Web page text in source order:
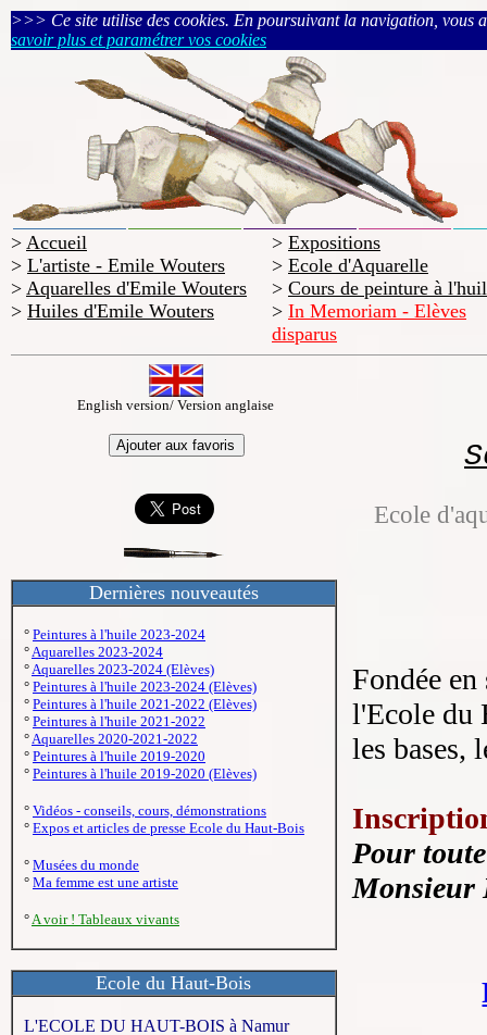
>>> Ce site utilise des cookies. En poursuivant la navigation, vous
savoir plus et paramétrer vos cookies
> Accueil
> L'artiste - Emile Wouters
> Aquarelles d'Emile Wouters
> Huiles d'Emile Wouters
> Expositions
> Ecole d'Aquarelle
> Cours de peinture à
> In Memoriam - Elèves
disparus
English version/ Version anglaise
Dernières nouveautés
° Peintures à l'huile 2023-2024
°Aquarelles 2023-2024
°Aquarelles 2023-2024 (Elèves)
° Peintures à l'huile 2023-2024 (Elèves)
° Peintures à l'huile 2021-2022 (Elèves)
° Peintures à l'huile 2021-2022
°Aquarelles 2020-2021-2022
° Peintures à l'huile 2019-2020
° Peintures à l'huile 2019-2020 (Elèves)
° Vidéos - conseils, cours, démonstrations
° Expos et articles de presse Ecole du Haut-Bois
° Musées du monde
° Ma femme est une artiste
°A voir ! Tableaux vivants
Ecole du Haut-Bois
L'ECOLE DU HAUT-BOIS à Namur
Ecole
Fondée
l'Ecole du
les bases,
Pour
Monsieur